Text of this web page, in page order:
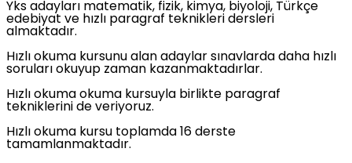
Yks adayları matematik, fizik, kimya, biyoloji, Türkçe
edebiyat ve hızlı paragraf teknikleri dersleri
almaktadır.
Hızlı okuma kursunu alan adaylar sınavlarda daha hızlı
soruları okuyup zaman kazanmaktadırlar.
Hızlı okuma okuma kursuyla birlikte paragraf
tekniklerini de veriyoruz.
Hızlı okuma kursu toplamda 16 derste
tamamlanmaktadır.